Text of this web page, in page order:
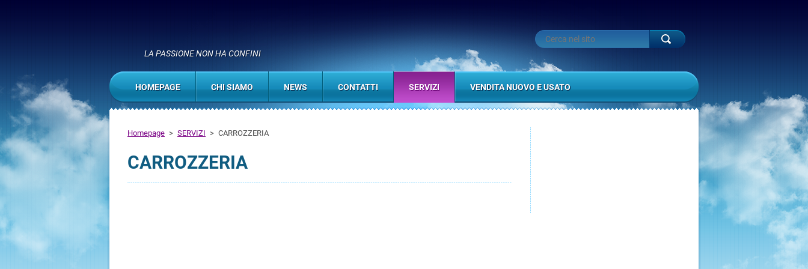
LA PASSIONE NON HA CONFINI
Homepage > SERVIZI > CARROZZERIA
CARROZZERIA
HOMEPAGE CHI SIAMO NEWS CONTATTI SERVIZI VENDITA NUOVO E USATO